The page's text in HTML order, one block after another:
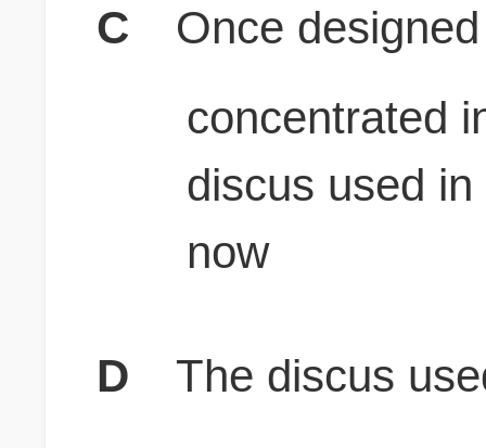
C
Once
concentrated
discus used
now
D
The discus